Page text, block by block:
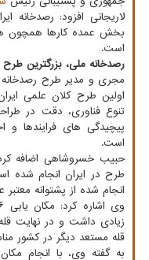
لاریجانی افزود:
بخش عمده کارها همچون
است.
رصدخانه ملی، بزرگترین طرح
مجری و مدیر طرح رصدخانه
اولین طرح کلان علمی
تنوع فناوری، دقت در
پیچیدگی های فرایندها و
است.
حبیب خسروشاهی اضافه
طرح در ایران انجام
انجام شده از پشتوانه
قله مستعد دیگر در کشور
به گفته وی، با انجام